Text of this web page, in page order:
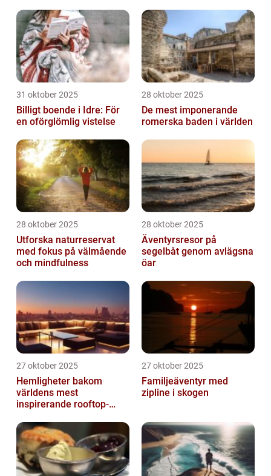
31 oktober 2025
Billigt boende i Idre: För
en oförglömlig vistelse
28 oktober 2025
De mest imponerande
romerska baden i världen
28 oktober 2025
Utforska naturreservat
med fokus på välmående
och mindfulness
28 oktober 2025
Äventyrsresor på
segelbåt genom avlägsna
öar
27 oktober 2025
Hemligheter bakom
världens mest
inspirerande rooftop-
27 oktober 2025
Familjeäventyr med
zipline i skogen